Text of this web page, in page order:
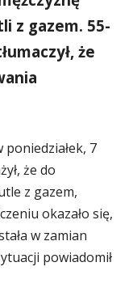
z gazem. 55-
że
poniedziałek, 7
że do
z gazem,
okazało się,
w zamian
powiadomił